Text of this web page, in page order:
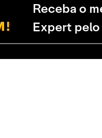
Receba o
Expert pelo